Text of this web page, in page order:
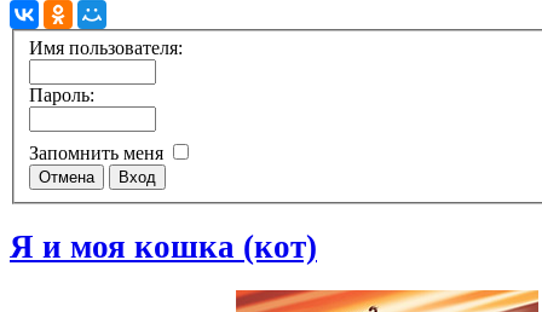
Имя пользователя:
Пароль:
Запомнить меня
Я и моя кошка (кот)